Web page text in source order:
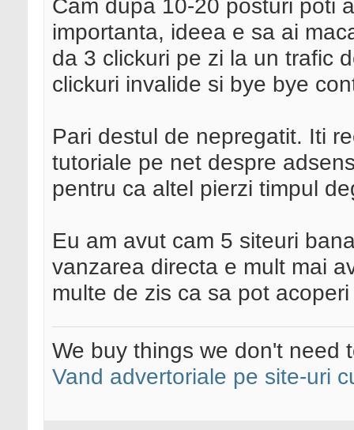
Cam dupa 10-20 posturi poti
importanta, ideea e sa ai
da 3 clickuri pe zi la un trafic
clickuri invalide si bye bye
Pari destul de nepregatit. Iti
tutoriale pe net despre
pentru ca altel pierzi timpul
Eu am avut cam 5 siteuri
vanzarea directa e mult mai
multe de zis ca sa pot
We buy things we don't need
Vand advertoriale pe site-uri